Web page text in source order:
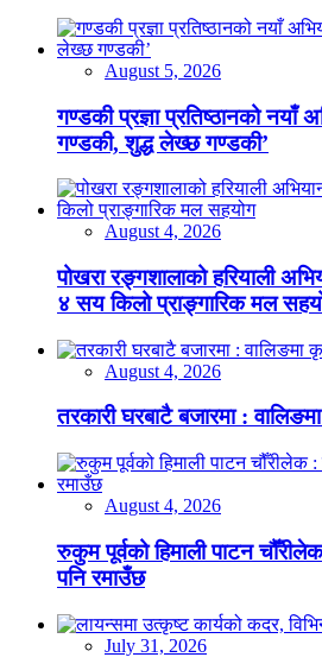
August 5, 2026
गण्डकी प्रज्ञा प्रतिष्ठानको नयाँ
गण्डकी, शुद्ध लेख्छ गण्डकी’
August 4, 2026
पोखरा रङ्गशालाको हरियाली
४ सय किलो प्राङ्गारिक मल
August 4, 2026
तरकारी घरबाटै बजारमा :
August 4, 2026
रुकुम पूर्वको हिमाली पाटन
पनि रमाउँछ
July 31, 2026